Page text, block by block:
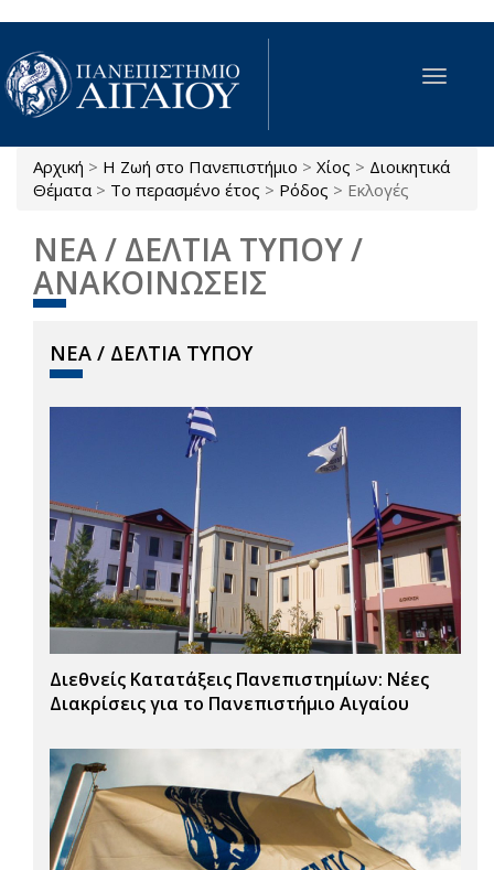
Παράκαμψη προς το κυρίως περιεχόμενο
Toggle
Είστε εδώ
Αρχική > Η Ζωή στο Πανεπιστήμιο > Χίος > Διοικητικά
Θέματα > Το περασμένο έτος > Ρόδος > Εκλογές
ΝΕΑ / ΔΕΛΤΙΑ ΤΥΠΟΥ /
ΑΝΑΚΟΙΝΩΣΕΙΣ
ΝΕΑ / ΔΕΛΤΙΑ ΤΥΠΟΥ
Διεθνείς Κατατάξεις Πανεπιστημίων: Νέες
Διακρίσεις για το Πανεπιστήμιο Αιγαίου